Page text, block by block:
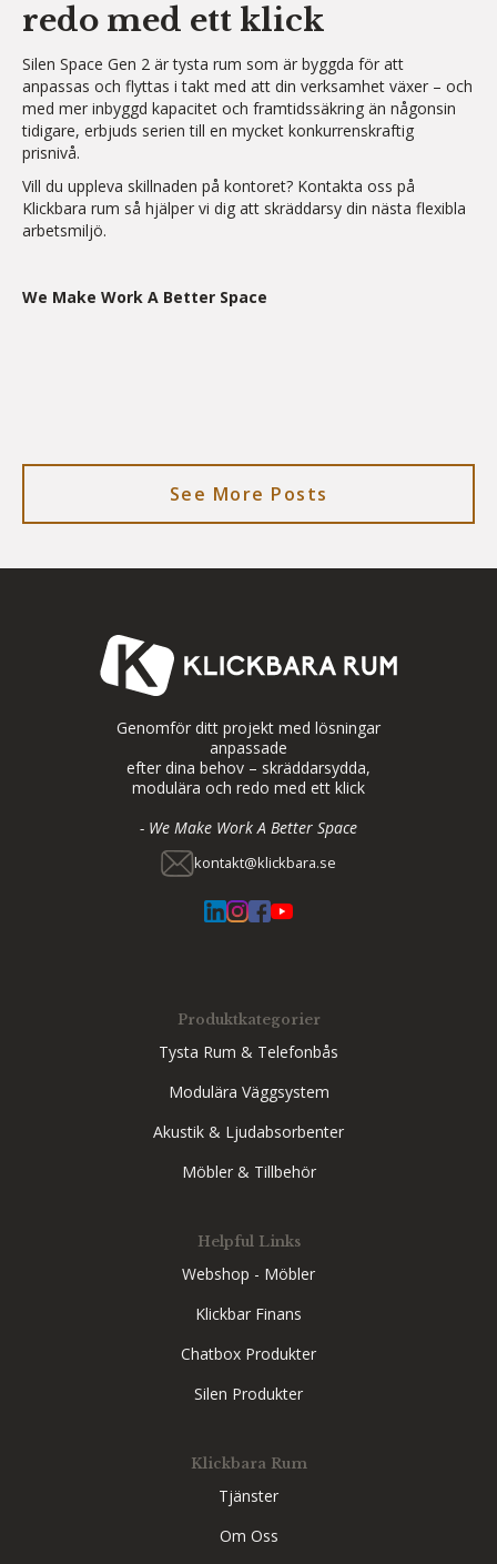
redo med ett klick
Silen Space Gen 2 är tysta rum som är byggda för att
anpassas och flyttas i takt med att din verksamhet växer – och
med mer inbyggd kapacitet och framtidssäkring än någonsin
tidigare, erbjuds serien till en mycket konkurrenskraftig
prisnivå.
Vill du uppleva skillnaden på kontoret? Kontakta oss på
Klickbara rum så hjälper vi dig att skräddarsy din nästa flexibla
arbetsmiljö.
We Make Work A Better Space
See More Posts
Genomför ditt projekt med lösningar
anpassade
efter dina behov – skräddarsydda,
modulära och redo med ett klick
- We Make Work A Better Space
kontakt@klickbara.se
Produktkategorier
Tysta Rum & Telefonbås
Modulära Väggsystem
Akustik & Ljudabsorbenter
Möbler & Tillbehör
Helpful Links
Webshop - Möbler
Klickbar Finans
Chatbox Produkter
Silen Produkter
Klickbara Rum
Tjänster
Om Oss